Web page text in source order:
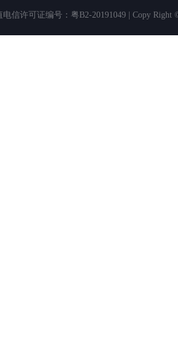
电信许可证编号：粤B2-20191049 | Copy